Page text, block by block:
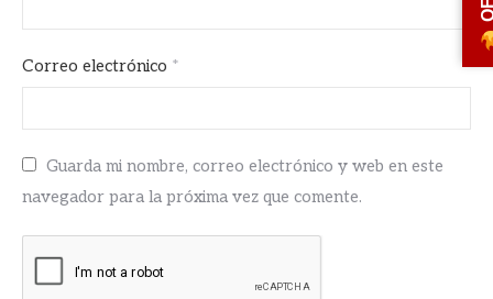
Correo electrónico *
Guarda mi nombre, correo electrónico y web en este
navegador para la próxima vez que comente.